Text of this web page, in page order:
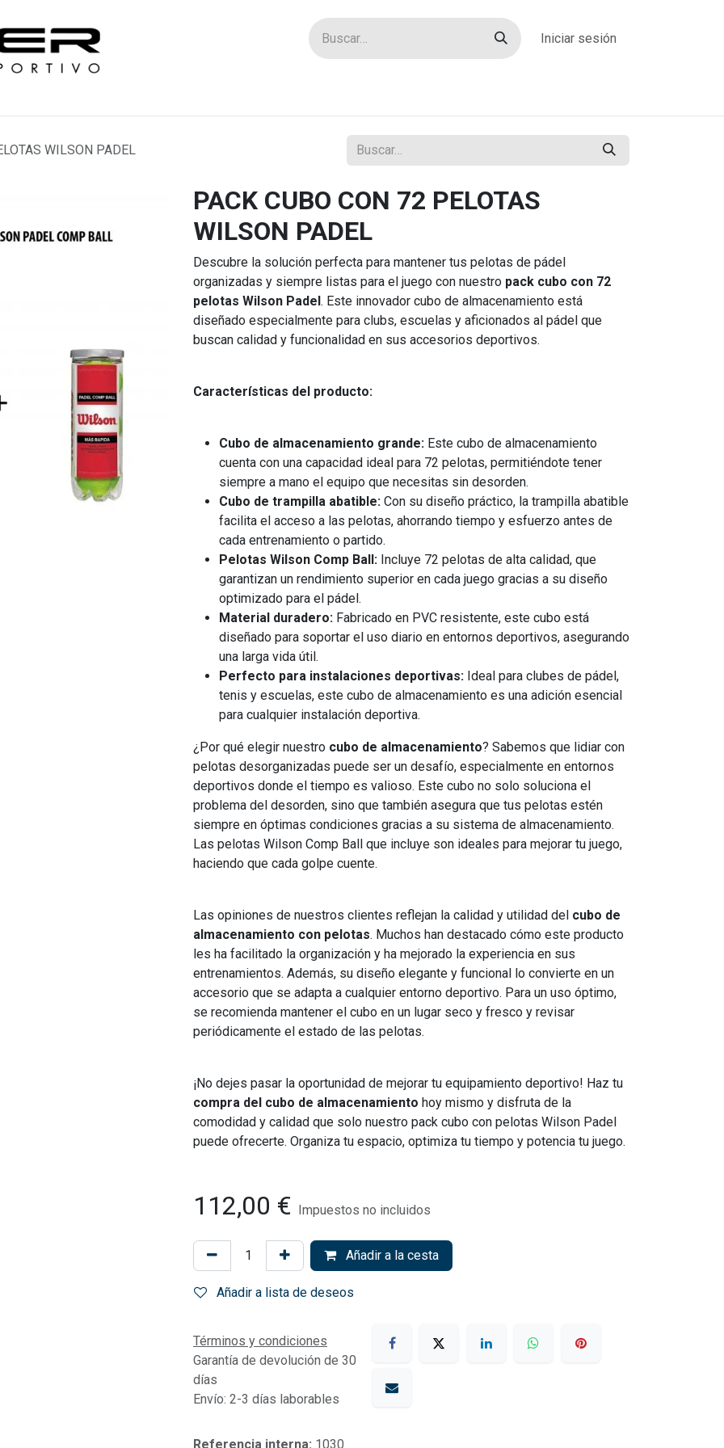
Iniciar sesión
WILSON PADEL
PACK CUBO CON 72 PELOTAS
WILSON PADEL
Descubre la solución perfecta para mantener tus pelotas de pádel
organizadas y siempre listas para el juego con nuestro pack cubo con 72
pelotas Wilson Padel. Este innovador cubo de almacenamiento está
diseñado especialmente para clubs, escuelas y aficionados al pádel que
buscan calidad y funcionalidad en sus accesorios deportivos.
Características del producto:
Cubo de almacenamiento grande: Este cubo de almacenamiento
cuenta con una capacidad ideal para 72 pelotas, permitiéndote tener
siempre a mano el equipo que necesitas sin desorden.
Cubo de trampilla abatible: Con su diseño práctico, la trampilla abatible
facilita el acceso a las pelotas, ahorrando tiempo y esfuerzo antes de
cada entrenamiento o partido.
Pelotas Wilson Comp Ball: Incluye 72 pelotas de alta calidad, que
garantizan un rendimiento superior en cada juego gracias a su diseño
optimizado para el pádel.
Material duradero: Fabricado en PVC resistente, este cubo está
diseñado para soportar el uso diario en entornos deportivos, asegurando
una larga vida útil.
Perfecto para instalaciones deportivas: Ideal para clubes de pádel,
tenis y escuelas, este cubo de almacenamiento es una adición esencial
para cualquier instalación deportiva.
¿Por qué elegir nuestro cubo de almacenamiento? Sabemos que lidiar con
pelotas desorganizadas puede ser un desafío, especialmente en entornos
deportivos donde el tiempo es valioso. Este cubo no solo soluciona el
problema del desorden, sino que también asegura que tus pelotas estén
siempre en óptimas condiciones gracias a su sistema de almacenamiento.
Las pelotas Wilson Comp Ball que incluye son ideales para mejorar tu juego,
haciendo que cada golpe cuente.
Las opiniones de nuestros clientes reflejan la calidad y utilidad del cubo de
almacenamiento con pelotas. Muchos han destacado cómo este producto
les ha facilitado la organización y ha mejorado la experiencia en sus
entrenamientos. Además, su diseño elegante y funcional lo convierte en un
accesorio que se adapta a cualquier entorno deportivo. Para un uso óptimo,
se recomienda mantener el cubo en un lugar seco y fresco y revisar
periódicamente el estado de las pelotas.
¡No dejes pasar la oportunidad de mejorar tu equipamiento deportivo! Haz tu
compra del cubo de almacenamiento hoy mismo y disfruta de la
comodidad y calidad que solo nuestro pack cubo con pelotas Wilson Padel
puede ofrecerte. Organiza tu espacio, optimiza tu tiempo y potencia tu juego.
112,00 € Impuestos no incluidos
Añadir a la cesta
Añadir a lista de deseos
Términos y condiciones
Garantía de devolución de 30
días
Envío: 2-3 días laborables
Referencia interna: 1030